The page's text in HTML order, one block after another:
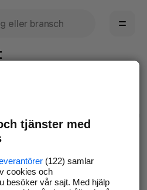
kan avhjälpa det.
och försök igen
tjänster med
(122) samlar
cookies och
besöker vår sajt. Med hjälp